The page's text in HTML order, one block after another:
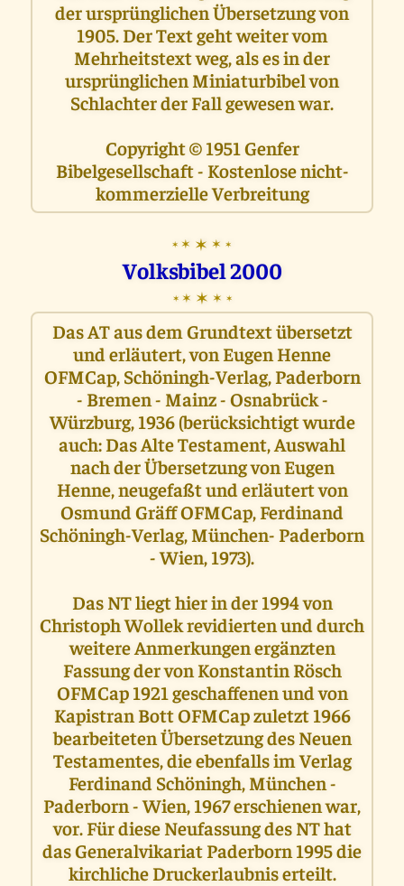
der ursprünglichen Übersetzung von
1905. Der Text geht weiter vom
Mehrheitstext weg, als es in der
ursprünglichen Miniaturbibel von
Schlachter der Fall gewesen war.
Copyright © 1951 Genfer
Bibelgesellschaft - Kostenlose nicht-
kommerzielle Verbreitung
✶ ✶ ✶ ✶ ✶
Volksbibel 2000
✶ ✶ ✶ ✶ ✶
Das AT aus dem Grundtext übersetzt
und erläutert, von Eugen Henne
OFMCap, Schöningh-Verlag, Paderborn
- Bremen - Mainz - Osnabrück -
Würzburg, 1936 (berücksichtigt wurde
auch: Das Alte Testament, Auswahl
nach der Übersetzung von Eugen
Henne, neugefaßt und erläutert von
Osmund Gräff OFMCap, Ferdinand
Schöningh-Verlag, München- Paderborn
- Wien, 1973).
Das NT liegt hier in der 1994 von
Christoph Wollek revidierten und durch
weitere Anmerkungen ergänzten
Fassung der von Konstantin Rösch
OFMCap 1921 geschaffenen und von
Kapistran Bott OFMCap zuletzt 1966
bearbeiteten Übersetzung des Neuen
Testamentes, die ebenfalls im Verlag
Ferdinand Schöningh, München -
Paderborn - Wien, 1967 erschienen war,
vor. Für diese Neufassung des NT hat
das Generalvikariat Paderborn 1995 die
kirchliche Druckerlaubnis erteilt.